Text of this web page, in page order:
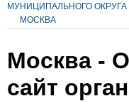
МУНИЦИПАЛЬНОГО
МОСКВА
Москва -
сайт